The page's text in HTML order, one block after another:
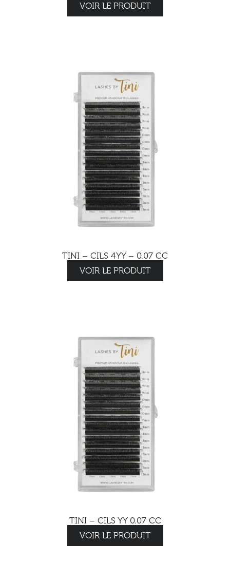
VOIR LE PRODUIT
TINI – CILS 4YY – 0.07 CC
VOIR LE PRODUIT
TINI – CILS YY 0.07 CC
VOIR LE PRODUIT